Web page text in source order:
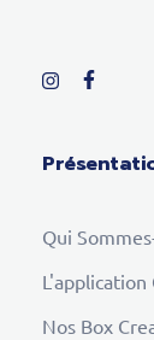
Qui
Nos Box